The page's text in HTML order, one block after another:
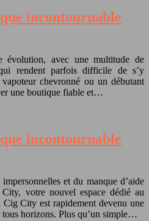
incontournable
évolution, avec une multitude de
rendent parfois difficile de s’y
chevronné ou un débutant
une boutique fiable et…
incontournable
et du manque d’aide
votre nouvel espace dédié au
City est rapidement devenu une
tous horizons. Plus qu’un simple…